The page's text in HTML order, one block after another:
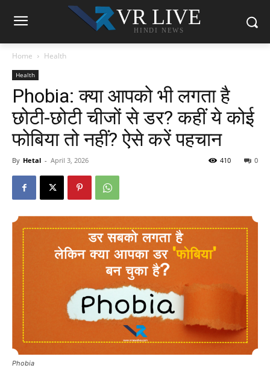
VR LIVE
HINDI NEWS
Home Health
Health
Phobia: क्या आपको भी लगता है
छोटी-छोटी चीजों से डर? कहीं ये कोई
फोबिया तो नहीं? ऐसे करें पहचान
By Hetal - April 3, 2026 0
410
Phobia